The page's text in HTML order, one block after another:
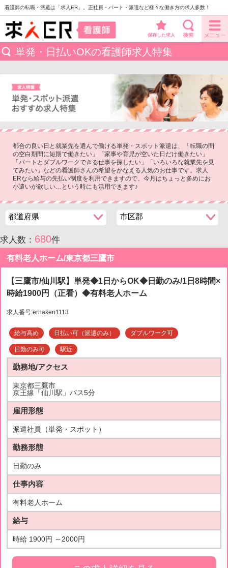
看護師の転職・派遣は「求人ER」。正社員・パート・派遣など様々な働き方の求人多数！
保存した求人
単発・日払いOKの看護師求人特集
都合の良い日と就業先を選んで働ける単発・スポット派遣は、「転職の間
の空白期間に短期で働きたい」「家事や育児が空いた日だけ働きたい」
「パートとダブルワークできる仕事を探したい」「いろいろな就業先を見
てみたい」などの看護師さんの希望をかなえる人気のお仕事です。求人
ERなら給与の先払い制度を利用できますので、今月はちょっと多めにお
小遣いが欲しい…という時にも活用できます♪
求人数： 680件
有料老人ホーム/東京都三鷹市
【三鷹市/仙川駅】単発◆1日からOK◆日勤のみ/1日8時間×
時給1900円（正看）◆有料老人ホーム
求人番号:erhaken1113
給与高め 日払い可（派遣のみ） ダブルワーク可
日勤のみ可 駅近
勤務地/アクセス
東京都三鷹市
京王線「仙川駅」バス5分
雇用形態
派遣社員（単発・スポット）
勤務形態
日勤のみ
仕事内容
有料老人ホーム
給与
時給 1900円 ～2000円